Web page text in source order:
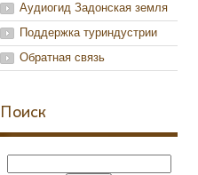
Аудиогид Задонская земля
Поддержка туриндустрии
Обратная связь
Поиск